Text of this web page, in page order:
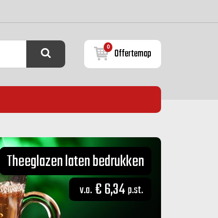
0 Offertemap
Theeglazen laten bedrukken
€ 6,34